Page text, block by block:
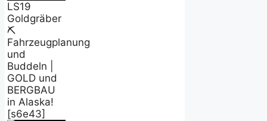
LS19
Goldgräber
⛏️
Fahrzeugplanung
und
Buddeln |
GOLD und
BERGBAU
in Alaska!
[s6e43]